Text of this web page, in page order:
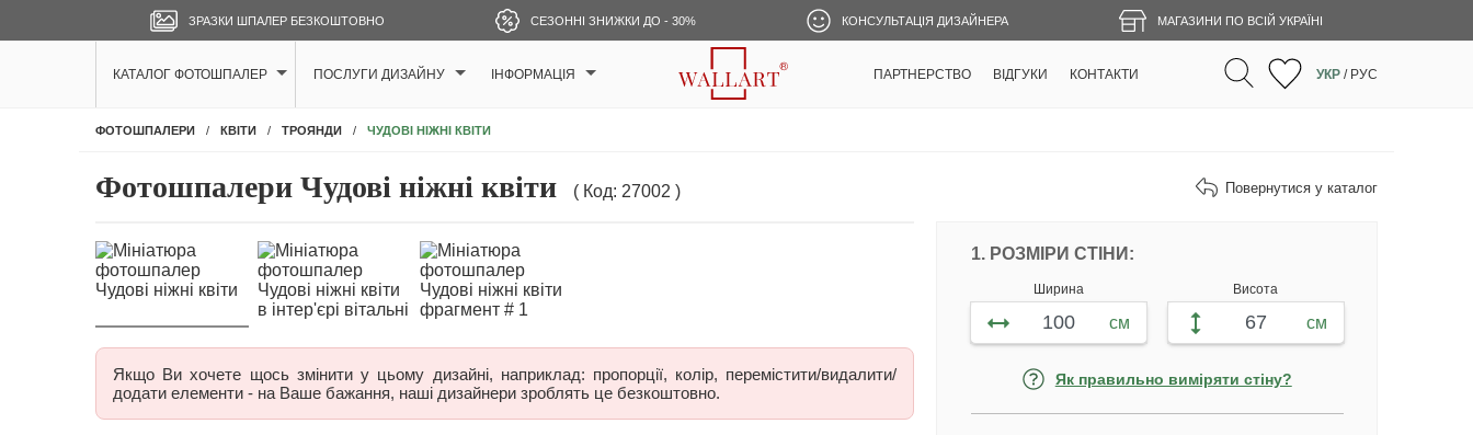
ЗРАЗКИ ШПАЛЕР БЕЗКОШТОВНО СЕЗОННІ ЗНИЖКИ ДО - 30% КОНСУЛЬТАЦІЯ ДИЗАЙНЕРА МАГАЗИНИ ПО ВСІЙ УКРАЇНІ
КАТАЛОГ ФОТОШПАЛЕР ПОСЛУГИ ДИЗАЙНУ ІНФОРМАЦІЯ ПАРТНЕРСТВО ВІДГУКИ КОНТАКТИ УКР / РУС
ФОТОШПАЛЕРИ КВІТИ ТРОЯНДИ ЧУДОВІ НІЖНІ КВІТИ
Фотошпалери Чудові ніжні квіти ( Код: 27002 ) Повернутися у каталог
Якщо Ви хочете щось змінити у цьому дизайні, наприклад: пропорції, колір, перемістити/видалити/
додати елементи - на Ваше бажання, наші дизайнери зроблять це безкоштовно.
1. РОЗМІРИ СТІНИ:
Ширина
см
Висота
см
Як правильно виміряти стіну?